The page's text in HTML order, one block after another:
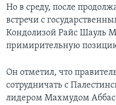
Языки
Но в среду, после
встречи с
Кондолизой Райс Шауль
примирительную
Он отметил, что
сотрудничать с
лидером Махмудом